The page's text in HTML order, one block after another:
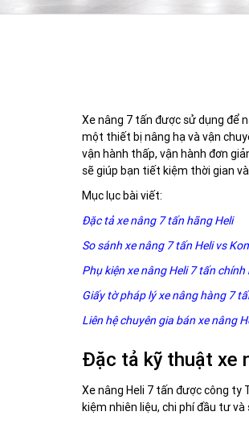
Xe nâng 7 tấn được sử dụng để
một thiết bị nâng hạ và vận
vận hành thấp, vận hành đơn
sẽ giúp bạn tiết kiệm thời gian
Mục lục bài viết:
Đặc tả xe nâng 7 tấn hãng Heli
So sánh xe nâng 7 tấn Heli vs
Phụ kiện xe nâng Heli 7 tấn chính
Giấy tờ pháp lý xe nâng hàng 7
Liên hệ chuyên gia bán xe nâng
Đặc tả kỹ thuật xe
Xe nâng Heli 7 tấn được công ty
kiệm nhiên liệu, chi phí đầu tư